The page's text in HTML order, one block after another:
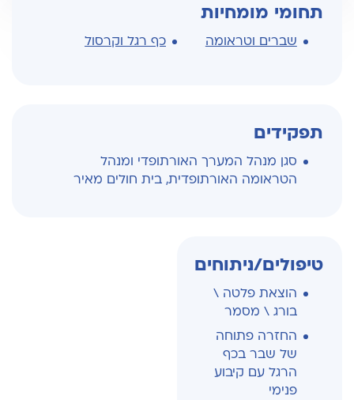
תחומי מומחיות
שברים וטראומה כף רגל וקרסול
תפקידים
סגן מנהל המערך האורתופדי ומנהל
הטראומה האורתופדית, בית חולים מאיר
טיפולים/ניתוחים
הוצאת פלטה \
בורג \ מסמר
החזרה פתוחה
של שבר בכף
הרגל עם קיבוע
פנימי